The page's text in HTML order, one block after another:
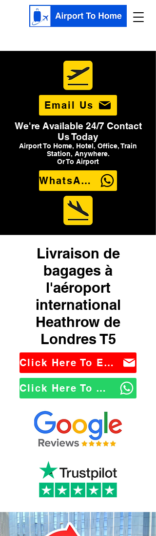
Email Us
We're Available 24/7 Contact
Us Today
Airport To Home, Hotel, Office, Train
Station, Anywhere.
Or To Airport
WhatsApp Us
Livraison de
bagages à
l'aéroport
international
Heathrow de
Londres T5
Click Here To Email Us
Click Here To WhatsApp Us